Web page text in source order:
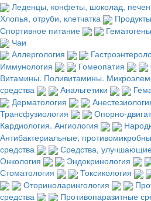
Леденцы, конфеты, шоколад,
Хлопья, отруби, клетчатка
Спортивное питание
Гематогены
Чаи
Аллергология
Иммунология
Гомеопатия
Витамины. Поливитамины.
средства
Анальгетики
Дерматология
Трансфузиология
Опорно-
Кардиология. Ангиология
Антибактериальные,
средства
Средства,
Онкология
Эндокринология
Стоматология
Токсикология
Оториноларингология
средства
Противопаразитные